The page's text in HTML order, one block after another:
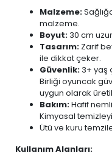
Malzeme:
malzeme.
Boyut:30 cm
Tasarım: Zarif
ile dikkat çeker.
Güvenlik:3+ yaş
Birliği oyuncak
uygun olarak
Bakım:Hafif
Kimyasal
Ütü ve kuru
Kullanım Alanları: